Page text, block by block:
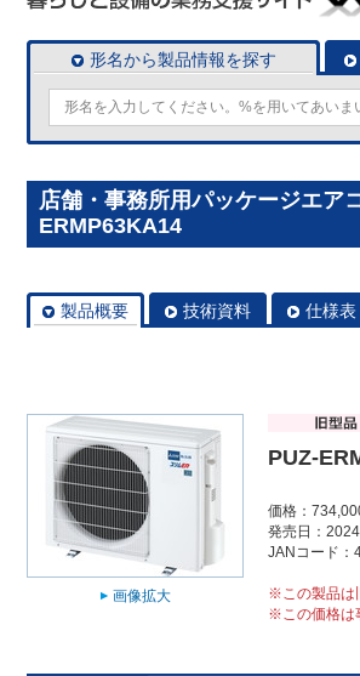
形名から製品情報を探す
店舗・事務所用パッケージエア
ERMP63KA14
製品概要 技術資料 仕様表
画像拡大
PUZ-
価格：
発売日：
JANコード：
※この製品は
※この価格は